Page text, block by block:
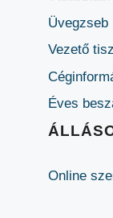
Üvegzseb
Vezető
Éves
Online